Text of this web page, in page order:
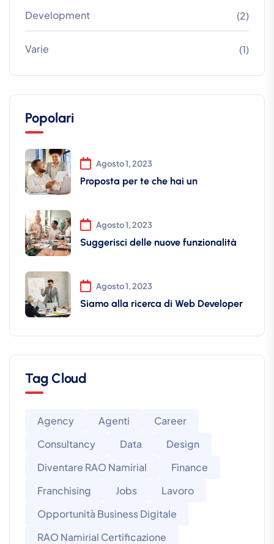
Development (2)
Varie (1)
Popolari
Agosto 1, 2023
Proposta per te che hai un
Agosto 1, 2023
Suggerisci delle nuove funzionalità
Agosto 1, 2023
Siamo alla ricerca di Web Developer
Tag Cloud
Agency Agenti
Career
Consultancy
Data
Design
Diventare RAO Namirial
Finance
Franchising
Jobs
Lavoro
Opportunità Business Digitale
RAO Namirial Certificazione